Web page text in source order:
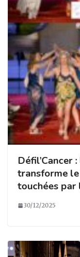
Défil’Cancer
transforme
touchées par
30/12/2025